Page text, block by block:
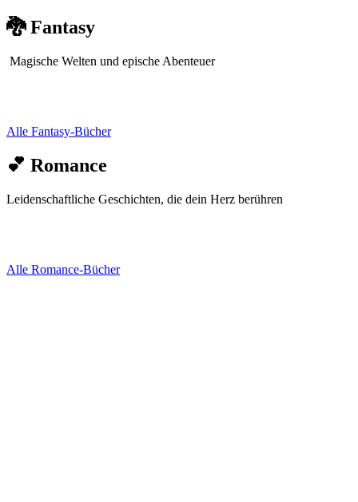
🐉 Fantasy
Magische Welten und epische Abenteuer
Alle Fantasy-Bücher
💕 Romance
Leidenschaftliche Geschichten, die dein Herz berühren
Alle Romance-Bücher